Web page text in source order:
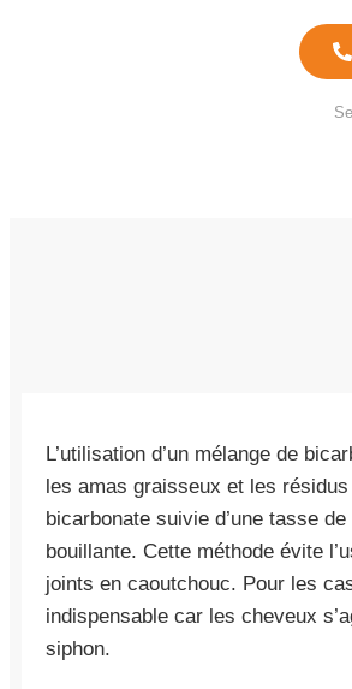
L’utilisation d’un mélange de
les amas graisseux et les
bicarbonate suivie d’une tasse
bouillante. Cette méthode évite
joints en caoutchouc. Pour les
indispensable car les cheveux
siphon.